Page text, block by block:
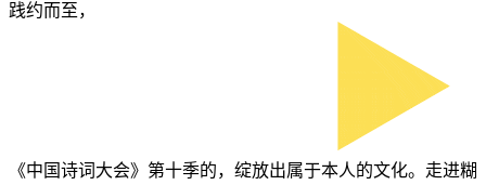
践约而至，
《中国诗词大会》第十季的，绽放出属于本人的文化。走进糊